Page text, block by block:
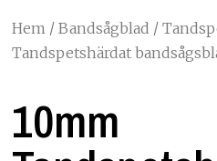
Hem / Bandsågblad /
Tandspetshärdat
10mm